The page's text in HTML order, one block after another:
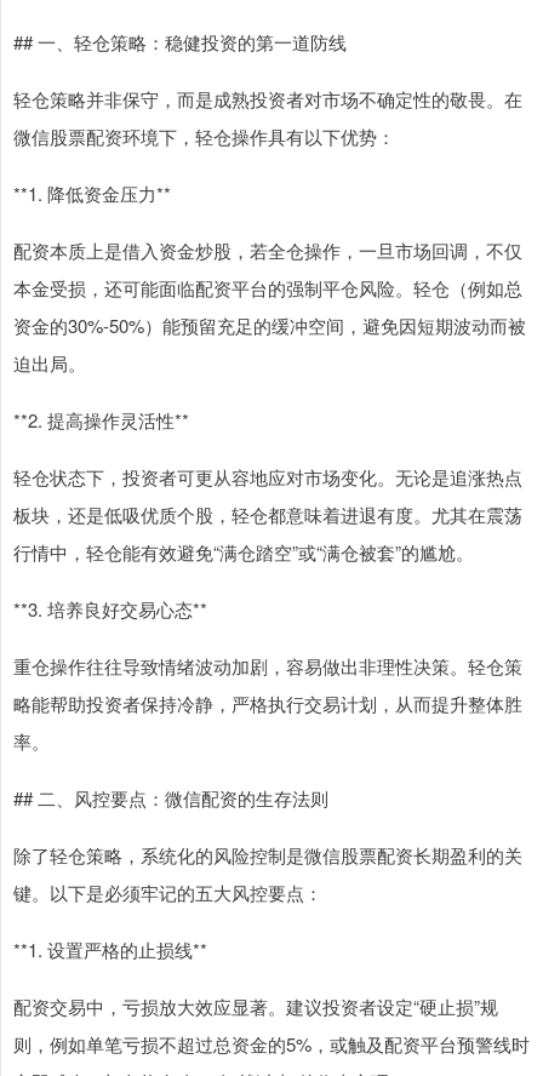
## 一、轻仓策略：稳健投资的第一道防线
轻仓策略并非保守，而是成熟投资者对市场不确定性的敬畏。在
微信股票配资环境下，轻仓操作具有以下优势：
**1. 降低资金压力**
配资本质上是借入资金炒股，若全仓操作，一旦市场回调，不仅
本金受损，还可能面临配资平台的强制平仓风险。轻仓（例如总
资金的30%-50%）能预留充足的缓冲空间，避免因短期波动而被
迫出局。
**2. 提高操作灵活性**
轻仓状态下，投资者可更从容地应对市场变化。无论是追涨热点
板块，还是低吸优质个股，轻仓都意味着进退有度。尤其在震荡
行情中，轻仓能有效避免“满仓踏空”或“满仓被套”的尴尬。
**3. 培养良好交易心态**
重仓操作往往导致情绪波动加剧，容易做出非理性决策。轻仓策
略能帮助投资者保持冷静，严格执行交易计划，从而提升整体胜
率。
## 二、风控要点：微信配资的生存法则
除了轻仓策略，系统化的风险控制是微信股票配资长期盈利的关
键。以下是必须牢记的五大风控要点：
**1. 设置严格的止损线**
配资交易中，亏损放大效应显著。建议投资者设定“硬止损”规
则，例如单笔亏损不超过总资金的5%，或触及配资平台预警线时